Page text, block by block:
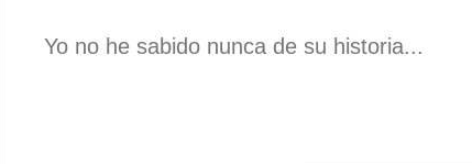
Yo no he sabido nunca de su historia...